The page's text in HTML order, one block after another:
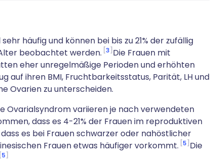
häufig und können bei bis zu 21% der zufällig
beobachtet werden. 3 Die Frauen mit
eher unregelmäßige Perioden und erhöhten
auf ihren BMI, Fruchtbarkeitsstatus, Parität, LH und
Ovarien zu unterscheiden.
Ovarialsyndrom variieren je nach verwendeten
dass es 4-21% der Frauen im reproduktiven
es bei Frauen schwarzer oder nahöstlicher
Frauen etwas häufiger vorkommt. 5 Die
5